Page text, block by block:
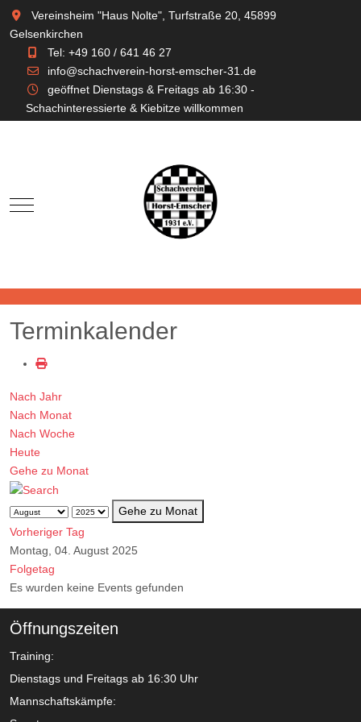
Vereinsheim "Haus Nolte", Turfstraße 20, 45899
Gelsenkirchen
Tel: +49 160 / 641 46 27
info@schachverein-horst-emscher-31.de
geöffnet Dienstags & Freitags ab 16:30 -
Schachinteressierte & Kiebitze willkommen
Mobile Menu Toggle
Terminkalender
Nach Jahr
Nach Monat
Nach Woche
Heute
Gehe zu Monat
Gehe zu Monat
Vorheriger Tag
Montag, 04. August 2025
Folgetag
Es wurden keine Events gefunden
Öffnungszeiten
Training:
Dienstags und Freitags ab 16:30 Uhr
Mannschaftskämpfe: